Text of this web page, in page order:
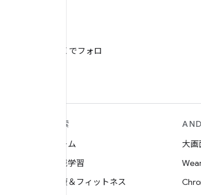
@AndroidDev を X でフォロ
探索
ゲーム
機械学習
健康＆フィットネス
大画